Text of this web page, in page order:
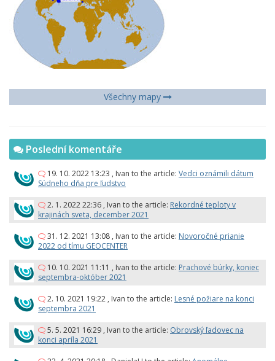
Všechny mapy
Poslední komentáře
19. 10. 2022 13:23 , Ivan to the article: Vedci oznámili dátum
Súdneho dňa pre ľudstvo
2. 1. 2022 22:36 , Ivan to the article: Rekordné teploty v
krajinách sveta, december 2021
31. 12. 2021 13:08 , Ivan to the article: Novoročné prianie
2022 od tímu GEOCENTER
10. 10. 2021 11:11 , Ivan to the article: Prachové búrky, koniec
septembra-október 2021
2. 10. 2021 19:22 , Ivan to the article: Lesné požiare na konci
septembra 2021
5. 5. 2021 16:29 , Ivan to the article: Obrovský ľadovec na
konci apríla 2021